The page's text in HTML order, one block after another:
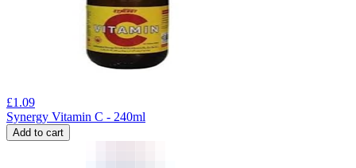
£1.09
Synergy Vitamin C - 240ml
Add to cart